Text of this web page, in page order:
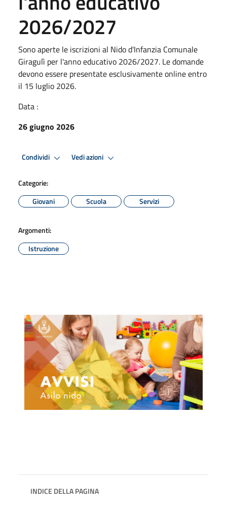
2026/2027
Sono aperte le iscrizioni al Nido d'Infanzia Comunale
Giragulì per l'anno educativo 2026/2027. Le domande
devono essere presentate esclusivamente online entro
il 15 luglio 2026.
Data :
26 giugno 2026
Condividi Vedi azioni
Categorie:
Giovani
Scuola Servizi
Argomenti:
Istruzione
INDICE DELLA PAGINA